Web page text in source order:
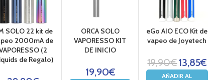
SOLO 22 kit de
2000mA de
(2
de Regalo)
ORCA SOLO
VAPORESSO KIT
DE INICIO
19,90€
eGo AIO ECO Kit de
vapeo de Joyetech
19,90€13,85€
AÑADIR AL